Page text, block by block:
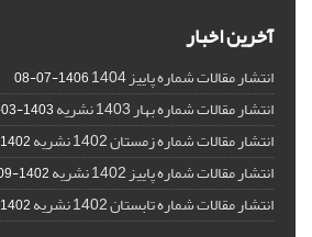
آخرین اخبار
انتشار مقالات شماره پاییز 1404 1406-07-08
انتشار مقالات شماره بهار 1403 نشریه 1403-03-31
انتشار مقالات شماره زمستان 1402 نشریه 1402-12-25
انتشار مقالات شماره پاییز 1402 نشریه 1402-09-30
انتشار مقالات شماره تابستان 1402 نشریه 1402-06-30